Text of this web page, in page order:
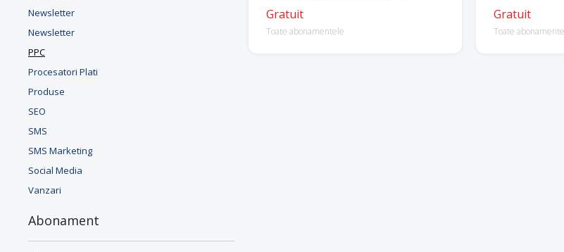
Newsletter
Newsletter
PPC
Procesatori Plati
Produse
SEO
SMS
SMS Marketing
Social Media
Vanzari
Abonament
Gratuit
Toate abonamentele
Gratuit
Toate